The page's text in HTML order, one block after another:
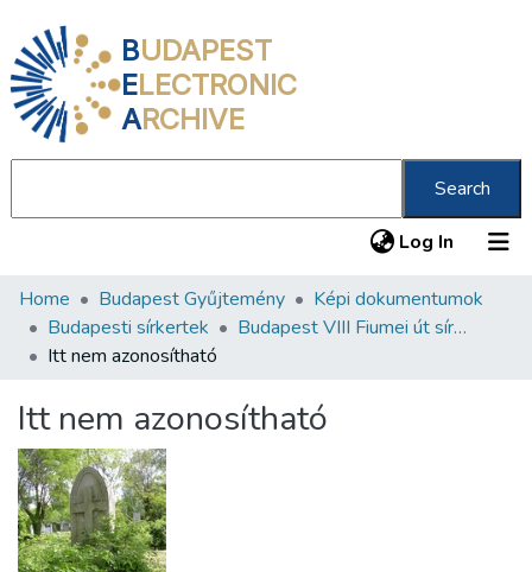
BUDAPEST
ELECTRONIC
ARCHIVE
Search
Log In (current)
Communities & Collections
All of DSpace
About us
Home Budapest Gyűjtemény
Képi dokumentumok
Budapesti sírkertek
Budapest VIII Fiumei út sírkert 1. rész
Itt nem azonosítható
Itt nem azonosítható